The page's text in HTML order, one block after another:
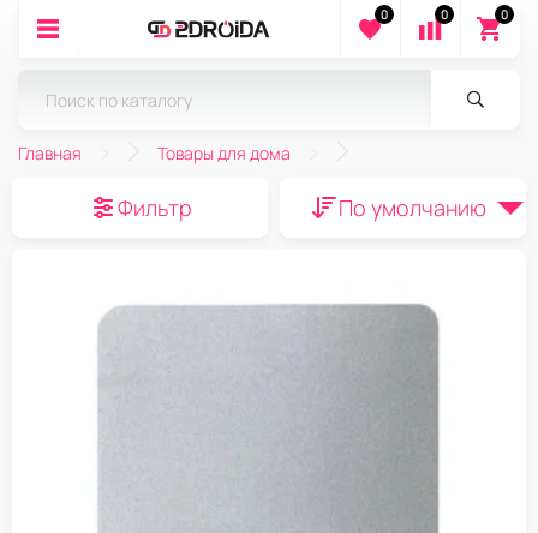
0 0 0
Главная Товары для дома
Фильтр По умолчанию